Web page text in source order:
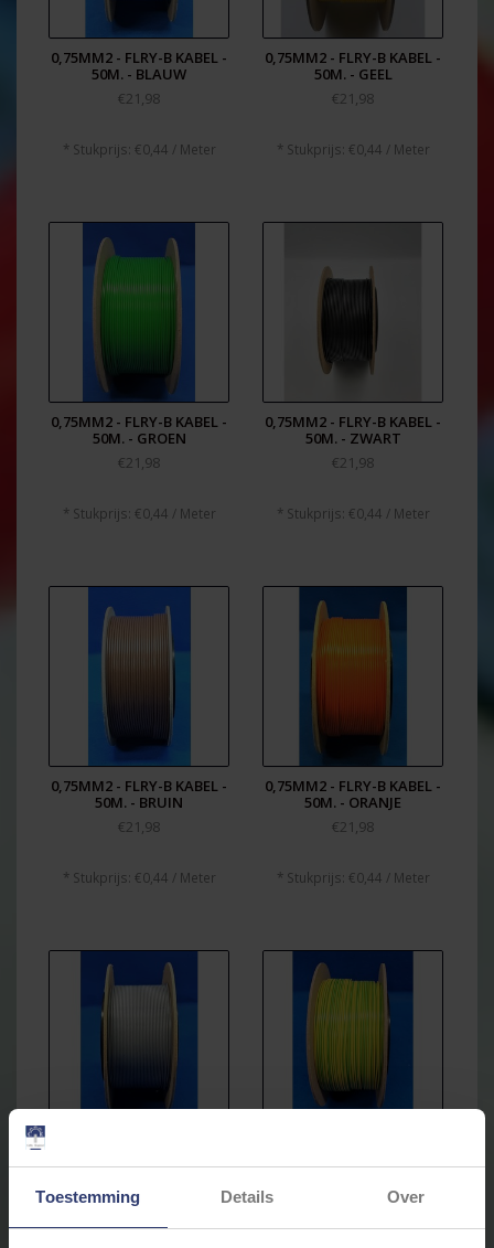
Toestemming Details Over
0,75MM2 - FLRY-B KABEL -
50M. - BLAUW
€21,98
* Stukprijs: €0,44 / Meter
0,75MM2 - FLRY-B KABEL -
50M. - GEEL
€21,98
* Stukprijs: €0,44 / Meter
0,75MM2 - FLRY-B KABEL -
50M. - GROEN
€21,98
* Stukprijs: €0,44 / Meter
0,75MM2 - FLRY-B KABEL -
50M. - ZWART
€21,98
* Stukprijs: €0,44 / Meter
0,75MM2 - FLRY-B KABEL -
50M. - BRUIN
€21,98
* Stukprijs: €0,44 / Meter
0,75MM2 - FLRY-B KABEL -
50M. - ORANJE
€21,98
* Stukprijs: €0,44 / Meter
50M. - GRIJS
€21,98
50M. KLEUR GEEL/GROEN